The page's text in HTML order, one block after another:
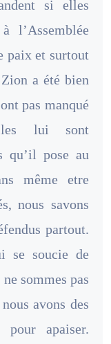
si elles
l’Assemblée
paix et surtout
a été bien
pas manqué
lui sont
qu’il pose au
même etre
nous savons
partout.
se soucie de
sommes pas
avons des
pour apaiser.